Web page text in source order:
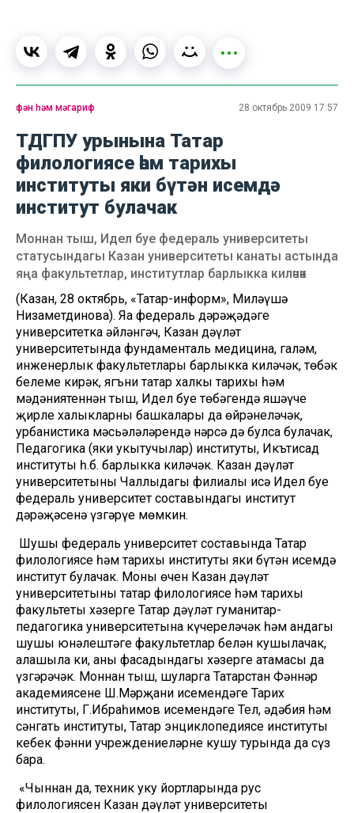
фән һәм мәгариф 28 октябрь 2009 17:57
ТДГПУ урынына Татар
филологиясе һәм тарихы
институты яки бүтән исемдә
институт булачак
Моннан тыш, Идел буе федераль университеты
статусындагы Казан университеты канаты астында
яңа факультетлар, институтлар барлыкка киләчәк
(Казан, 28 октябрь, «Татар-информ», Миләүшә
Низаметдинова). Яңа федераль дәрәҗәдәге
университетка әйләнгәч, Казан дәүләт
университетында фундаменталь медицина, галәм,
инженерлык факультетлары барлыкка киләчәк, төбәк
белеме киңрәк, ягъни татар халкы тарихы һәм
мәдәниятеннән тыш, Идел буе төбәгендә яшәүче
җирле халыкларның башкалары да өйрәнеләчәк,
урбанистика мәсьәләләрендә нәрсә дә булса булачак,
Педагогика (яки укытучылар) институты, Икътисад
институты һ.б. барлыкка киләчәк. Казан дәүләт
университетының Чаллыдагы филиалы исә Идел буе
федераль университет составындагы институт
дәрәҗәсенә үзгәрүе мөмкин.
Шушы федераль университет составында Татар
филологиясе һәм тарихы институты яки бүтән исемдә
институт булачак. Моның өчен Казан дәүләт
университетының татар филологиясе һәм тарихы
факультеты хәзерге Татар дәүләт гуманитар-
педагогика университетына күчереләчәк һәм андагы
шушы юнәлештәге факультетлар белән кушылачак,
аңлашыла ки, аның фасадындагы хәзерге атамасы да
үзгәрәчәк. Моннан тыш, шуларга Татарстан Фәннәр
академиясенең Ш.Мәрҗани исемендәге Тарих
институты, Г.Ибраһимов исемендәге Тел, әдәбия һәм
сәнгать институты, Татар энциклопедиясе институты
кебек фәнни учреждениеләрне кушу турында да сүз
бара.
«Чыннан да, техник уку йортларында рус
филологиясен Казан дәүләт университеты